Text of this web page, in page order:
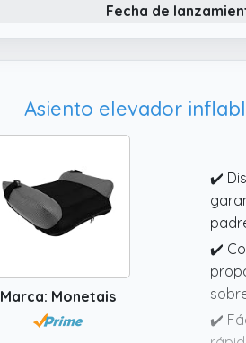
Fecha de
Asiento elevador
Marca: Monetais
✔️
✔️
✔️